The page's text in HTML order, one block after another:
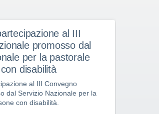
al III
promosso dal
per la pastorale
disabilità
al III Convegno
dal Servizio Nazionale per la
con disabilità.